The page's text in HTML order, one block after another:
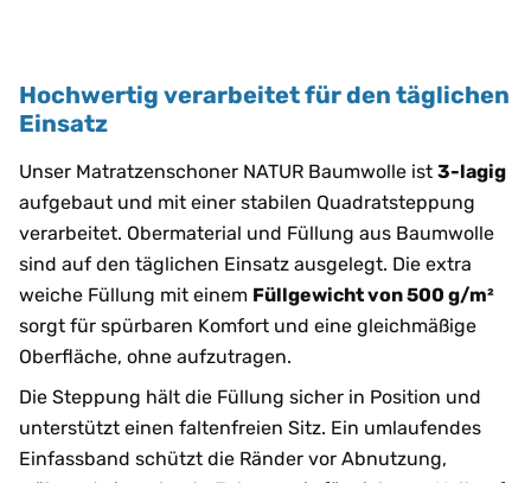
Hochwertig verarbeitet für den täglichen
Einsatz
Unser Matratzenschoner NATUR Baumwolle ist 3-lagig
aufgebaut und mit einer stabilen Quadratsteppung
verarbeitet. Obermaterial und Füllung aus Baumwolle
sind auf den täglichen Einsatz ausgelegt. Die extra
weiche Füllung mit einem Füllgewicht von 500 g/m²
sorgt für spürbaren Komfort und eine gleichmäßige
Oberfläche, ohne aufzutragen.
Die Steppung hält die Füllung sicher in Position und
unterstützt einen faltenfreien Sitz. Ein umlaufendes
Einfassband schützt die Ränder vor Abnutzung,